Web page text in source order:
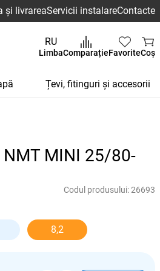
și livrareaServicii instalareContacte
RU
LimbaComparațieFavoriteCoș
Țevi, fitinguri și accesorii
MINI 25/80-
Codul produsului:26693
8,2